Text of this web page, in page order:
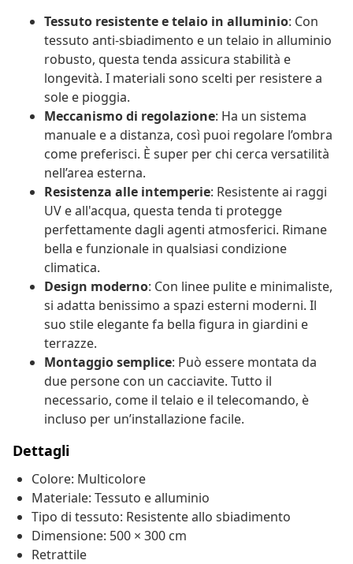
Tessuto resistente e telaio in alluminio: Con
tessuto anti-sbiadimento e un telaio in alluminio
robusto, questa tenda assicura stabilità e
longevità. I materiali sono scelti per resistere a
sole e pioggia.
Meccanismo di regolazione: Ha un sistema
manuale e a distanza, così puoi regolare l’ombra
come preferisci. È super per chi cerca versatilità
nell’area esterna.
Resistenza alle intemperie: Resistente ai raggi
UV e all'acqua, questa tenda ti protegge
perfettamente dagli agenti atmosferici. Rimane
bella e funzionale in qualsiasi condizione
climatica.
Design moderno: Con linee pulite e minimaliste,
si adatta benissimo a spazi esterni moderni. Il
suo stile elegante fa bella figura in giardini e
terrazze.
Montaggio semplice: Può essere montata da
due persone con un cacciavite. Tutto il
necessario, come il telaio e il telecomando, è
incluso per un’installazione facile.
Dettagli
Colore: Multicolore
Materiale: Tessuto e alluminio
Tipo di tessuto: Resistente allo sbiadimento
Dimensione: 500 × 300 cm
Retrattile